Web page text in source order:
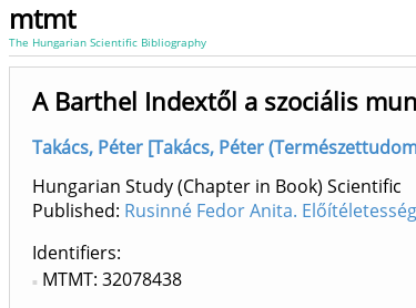
mtmt
The Hungarian Scientific Bibliography
A Barthel Indextől a szociális
Takács, Péter [Takács, Péter
Hungarian Study (Chapter in Book) Scientific
Published: Rusinné Fedor Anita.
Identifiers
MTMT: 32078438